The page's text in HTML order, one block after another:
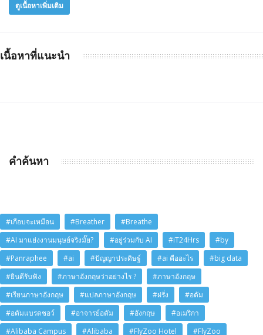
ดูเนื้อหาเพิ่มเติม
เนื้อหาที่แนะนำ
คำค้นหา
#เกือบจะเหมือน #Breather
#Breathe
#AI มาแย่งงานมนุษย์จริงมั๊ย?
#อยู่ร่วมกับ AI #iT24Hrs
#by
#Panraphee
#ai #ปัญญาประดิษฐ์ #ai คืออะไร
#big data
#ยินดีรับฟัง
#ภาษาอังกฤษว่าอย่างไร ?
#ภาษาอังกฤษ
#เรียนภาษาอังกฤษ
#แปลภาษาอังกฤษ #ฝรั่ง
#อดัม
#อดัมแบรดชอว์
#อาจารย์อดัม #อังกฤษ
#อเมริกา
#Alibaba Campus
#Alibaba #FlyZoo Hotel
#FlyZoo